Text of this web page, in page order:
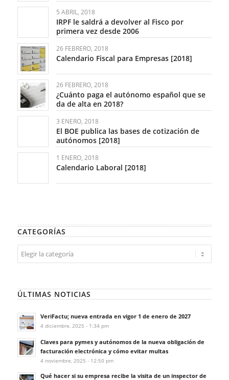
5 ABRIL, 2018
IRPF le saldrá a devolver al Fisco por
primera vez desde 2006
26 FEBRERO, 2018
Calendario Fiscal para Empresas [2018]
26 FEBRERO, 2018
¿Cuánto paga el autónomo español que se
da de alta en 2018?
3 ENERO, 2018
El BOE publica las bases de cotización de
autónomos [2018]
1 ENERO, 2018
Calendario Laboral [2018]
CATEGORÍAS
Categorías
ÚLTIMAS NOTICIAS
VeriFactu; nueva entrada en vigor 1 de enero de 2027
4 diciembre, 2025 - 1:34 pm
Claves para pymes y autónomos de la nueva obligación de
facturación electrónica y cómo evitar multas
4 noviembre, 2025 - 12:50 pm
Qué hacer si su empresa recibe la visita de un inspector de